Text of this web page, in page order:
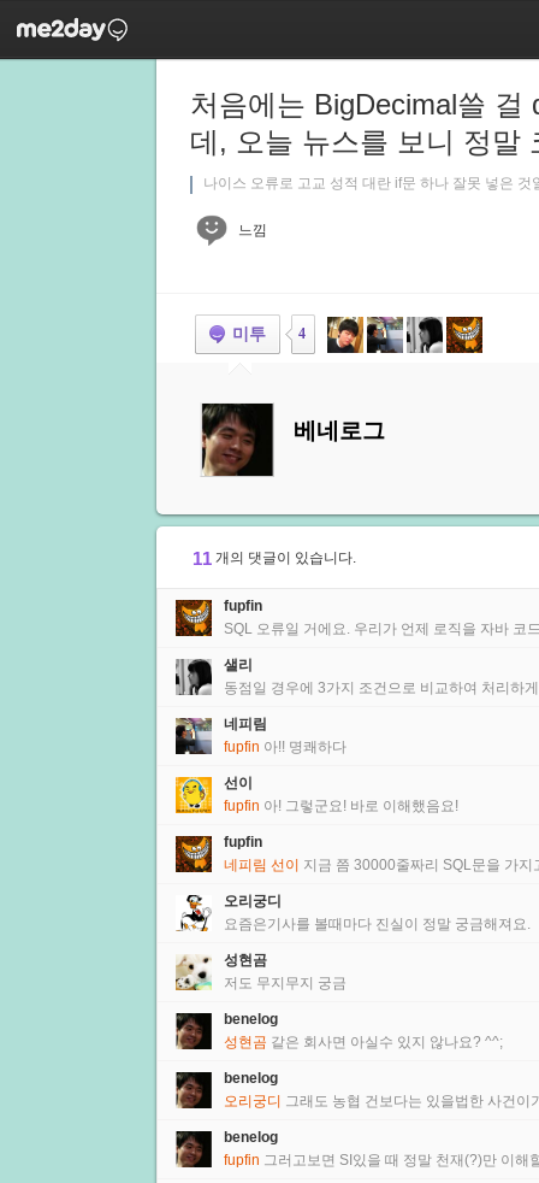
처음에는 BigDecimal쓸 걸
데, 오늘 뉴스를 보니 정말
나이스 오류로 고교 성적 대란 if문 하나 잘못 넣은 것
느낌
미투 4
베네로그
11 개의 댓글이 있습니다.
fupfin
SQL 오류일 거에요. 우리가 언제 로직을 자바 코
샐리
동점일 경우에 3가지 조건으로 비교하여 처리하
네피림
fupfin 아!! 명쾌하다
선이
fupfin 아! 그렇군요! 바로 이해했음요!
fupfin
네피림 선이 지금 쯤 30000줄짜리 SQL문을 가
오리궁디
요즘은기사를 볼때마다 진실이 정말 궁금해져요.
성현곰
저도 무지무지 궁금
benelog
성현곰 같은 회사면 아실수 있지 않나요? ^^;
benelog
오리궁디 그래도 농협 건보다는 있을법한 사건이
benelog
fupfin 그러고보면 SI있을 때 정말 천재(?)만 이해